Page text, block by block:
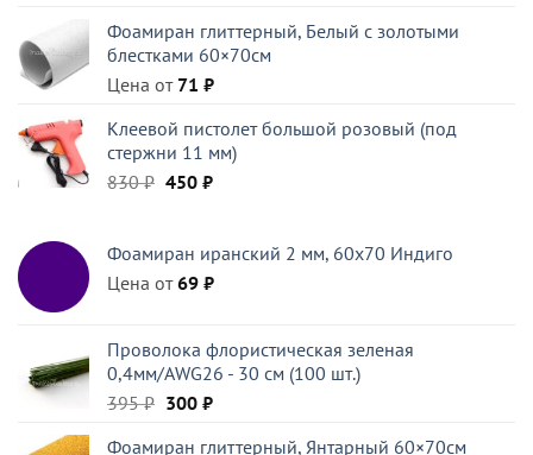
составляла
396 ₽.
355 ₽.
Фоамиран глиттерный, Белый c золотыми
блестками 60×70см
Цена от 71 ₽
Клеевой пистолет большой розовый (под
стержни 11 мм)
830₽ Первоначальная
830 ₽.
450 ₽Текущая
Фоамиран иранский 2 мм, 60х70 Индиго
Цена от69 ₽
Проволока флористическая зеленая
0,4мм/AWG26 - 30 см (100 шт.)
395₽ Первоначальная
300 ₽Текущая
Фоамиран глиттерный, Янтарный 60×70см